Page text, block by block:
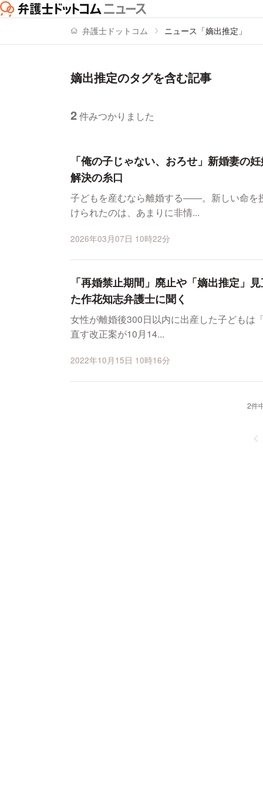
弁護士ドットコム ニュース「嫡出推定」
嫡出推定のタグを含む記事
2件みつかりました
「俺の子じゃない、おろせ」新婚妻
解決の糸口
子どもを産むなら離婚する――。新しい命を
けられたのは、あまりに非情...
2026年03月07日 10時22分
「再婚禁止期間」廃止や「嫡出推定」
た作花知志弁護士に聞く
女性が離婚後300日以内に出産した子どもは
直す改正案が10月14...
2022年10月15日 10時16分
2件